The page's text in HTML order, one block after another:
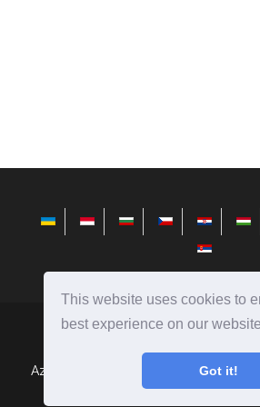
This website uses cookies to
best experience on our
Got it!
hu.avktarget.com Ⓒ
Az emberek, tárgyak, jelenségek,
összehasonlítása.